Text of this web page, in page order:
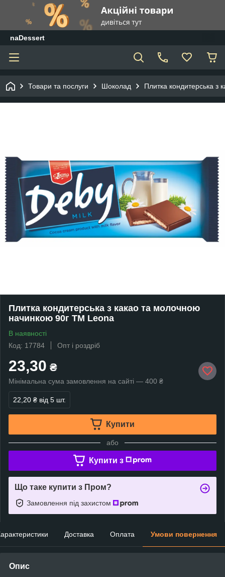
naDessert
Товари та послуги Шоколад Плитка кондитерська
Плитка кондитерська з какао та молочною
начинкою 90г ТМ Leona
В наявності
Код: 17784
Опт і роздріб
23,30 ₴
Мінімальна сума замовлення на сайті — 400 ₴
22,20 ₴ від 5 шт.
Купити
або
Купити з
Що таке купити з Пром?
Замовлення під захистом
Доставка Оплата Умови повернення
Опис